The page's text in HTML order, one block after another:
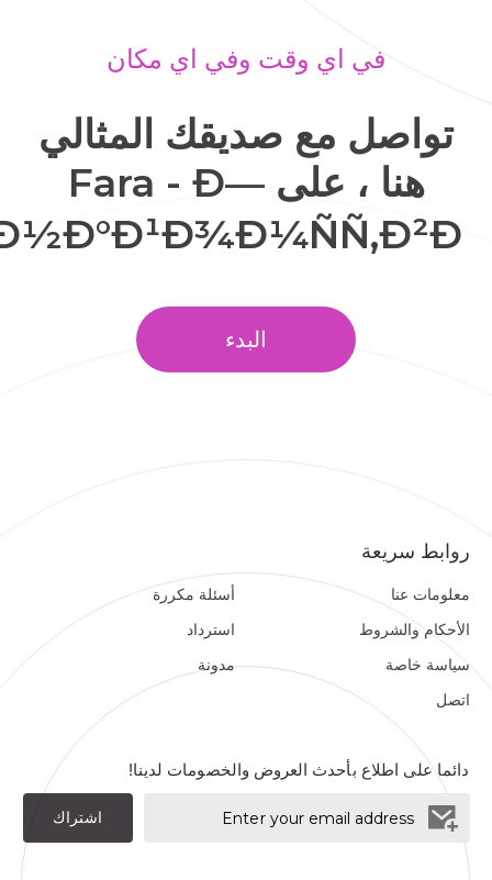
في اي وقت وفي اي مكان
تواصل مع صديقك المثالي
هنا ، على Fara - Ð—
البدء
روابط سريعة
معلومات عنا
الأحكام والشروط
سياسة خاصة
اتصل
أسئلة مكررة
استرداد
مدونة
دائما على اطلاع بأحدث العروض والخصومات لدينا!
اشتراك